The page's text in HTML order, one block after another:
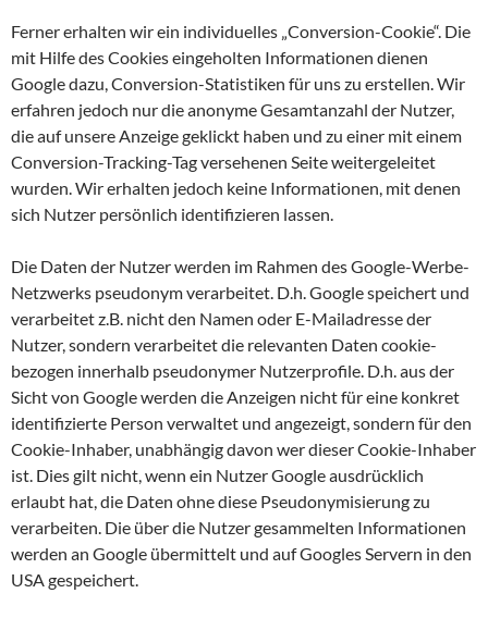
Ferner erhalten wir ein individuelles „Conversion-Cookie“. Die
mit Hilfe des Cookies eingeholten Informationen dienen
Google dazu, Conversion-Statistiken für uns zu erstellen. Wir
erfahren jedoch nur die anonyme Gesamtanzahl der Nutzer,
die auf unsere Anzeige geklickt haben und zu einer mit einem
Conversion-Tracking-Tag versehenen Seite weitergeleitet
wurden. Wir erhalten jedoch keine Informationen, mit denen
sich Nutzer persönlich identifizieren lassen.
Die Daten der Nutzer werden im Rahmen des Google-Werbe-
Netzwerks pseudonym verarbeitet. D.h. Google speichert und
verarbeitet z.B. nicht den Namen oder E-Mailadresse der
Nutzer, sondern verarbeitet die relevanten Daten cookie-
bezogen innerhalb pseudonymer Nutzerprofile. D.h. aus der
Sicht von Google werden die Anzeigen nicht für eine konkret
identifizierte Person verwaltet und angezeigt, sondern für den
Cookie-Inhaber, unabhängig davon wer dieser Cookie-Inhaber
ist. Dies gilt nicht, wenn ein Nutzer Google ausdrücklich
erlaubt hat, die Daten ohne diese Pseudonymisierung zu
verarbeiten. Die über die Nutzer gesammelten Informationen
werden an Google übermittelt und auf Googles Servern in den
USA gespeichert.